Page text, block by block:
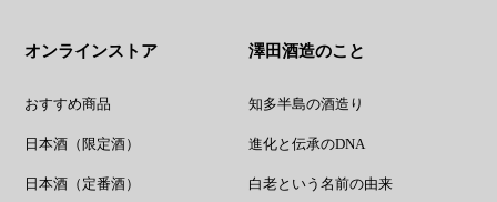
オンラインストア
おすすめ商品
日本酒（限定酒）
日本酒（定番酒）
澤田酒造のこと
知多半島の酒造り
進化と伝承のDNA
白老という名前の由来